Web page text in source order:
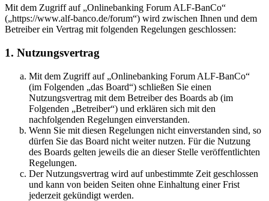
Mit dem Zugriff auf „Onlinebanking Forum ALF-BanCo“
(„https://www.alf-banco.de/forum“) wird zwischen Ihnen und dem
Betreiber ein Vertrag mit folgenden Regelungen geschlossen:
1. Nutzungsvertrag
Mit dem Zugriff auf „Onlinebanking Forum ALF-BanCo“
(im Folgenden „das Board“) schließen Sie einen
Nutzungsvertrag mit dem Betreiber des Boards ab (im
Folgenden „Betreiber“) und erklären sich mit den
nachfolgenden Regelungen einverstanden.
Wenn Sie mit diesen Regelungen nicht einverstanden sind, so
dürfen Sie das Board nicht weiter nutzen. Für die Nutzung
des Boards gelten jeweils die an dieser Stelle veröffentlichten
Regelungen.
Der Nutzungsvertrag wird auf unbestimmte Zeit geschlossen
und kann von beiden Seiten ohne Einhaltung einer Frist
jederzeit gekündigt werden.